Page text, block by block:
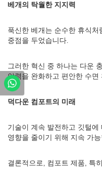
베개의 탁월한 지지력
푹신한 베개는 순수한 휴식
중점을 두었습니다.
그러한 혁신 중 하나는 다운
압력을 완화하고 편안한 수면
덕다운 컴포트의 미래
기술이 계속 발전하고 깃털
영향을 줄이기 위해 지속 가
결론적으로, 컴포트 제품, 특